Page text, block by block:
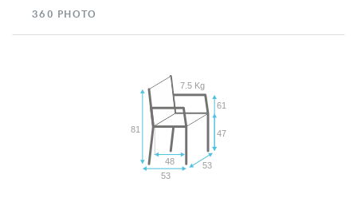
360 PHOTO
81
48
53
53
47
61
7.5 Kg